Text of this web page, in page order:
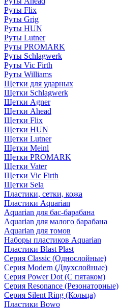
Руты Flix
Руты Grig
Руты HUN
Руты Lutner
Руты PROMARK
Руты Schlagwerk
Руты Vic Firth
Руты Williams
Щетки для ударных
Щетки Schlagwerk
Щетки Agner
Щетки Ahead
Щетки Flix
Щетки HUN
Щетки Lutner
Щетки Meinl
Щетки PROMARK
Щетки Vater
Щетки Vic Firth
Щетки Sela
Пластики, сетки, кожа
Пластики Aquarian
Aquarian для бас-барабана
Aquarian для малого барабана
Aquarian для томов
Наборы пластиков Aquarian
Пластики Blast Plast
Серия Classic (Однослойные)
Серия Modern (Двухслойные)
Серия Power Dot (С пятаком)
Серия Resonance (Резонаторные)
Серия Silent Ring (Кольца)
Пластики Bowo